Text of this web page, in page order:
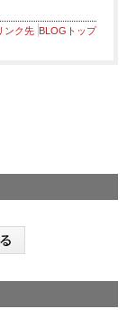
ンク先 BLOGトップ